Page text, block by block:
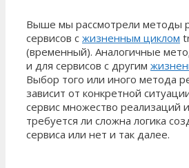
Выше мы рассмотрели методы
сервисов с жизненным циклом
(временный). Аналогичные
и для сервисов с другим
Выбор того или иного метода
зависит от конкретной
сервис множество реализаций
требуется ли сложна логика
сервиса или нет и так далее.